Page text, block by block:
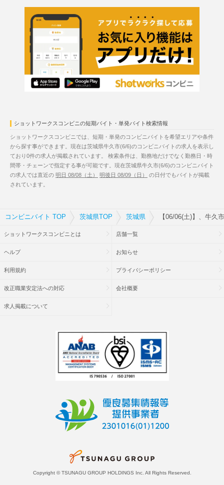
ショットワークスコンビニの短期バイト・単発バイト検索情報
ショットワークスコンビニでは、短期・単発のコンビニバイトを希望エリアや条件
から探す事ができます。現在は茨城県牛久市(6/6)のコンビニバイトの求人を表示し
ており0件の求人が掲載されています。 検索条件は、勤務地だけでなく勤務日・時
間帯・チェーンで指定する事が可能です。現在茨城県牛久市(6/6)のコンビニバイト
の求人では直近の 明日 08/08（土） 明後日 08/09（日）
の日付でもバイトが掲載
されています。
コンビニバイト TOP 茨城県TOP 茨城県 【06/06(土)】、牛久
ショットワークスコンビニとは 店舗一覧
ヘルプ お知らせ
利用規約 プライバシーポリシー
改正職業安定法への対応 会社概要
求人掲載について
Copyright © TSUNAGU GROUP HOLDINGS Inc. All Rights Reserved.